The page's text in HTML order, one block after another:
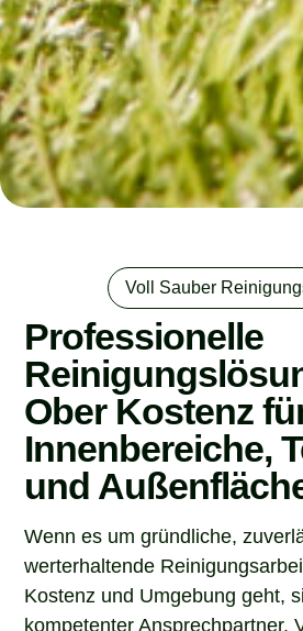
Voll Sauber
Professionelle
Ober Kostenz
Innenbereiche,
und
Wenn es um gründliche,
werterhaltende
Kostenz und Umgebung geht,
kompetenter Ansprechpartner.